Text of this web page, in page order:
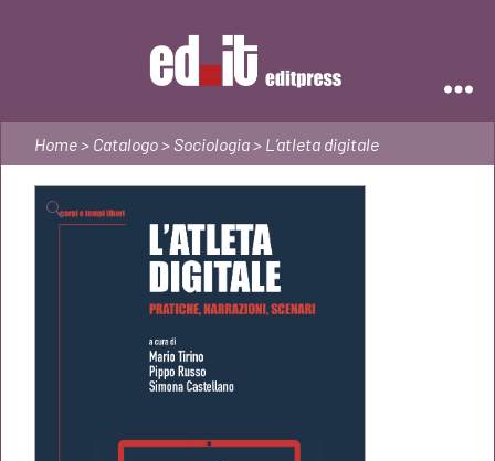
Home> Catalogo> Sociologia> L’atleta digitale
🔍